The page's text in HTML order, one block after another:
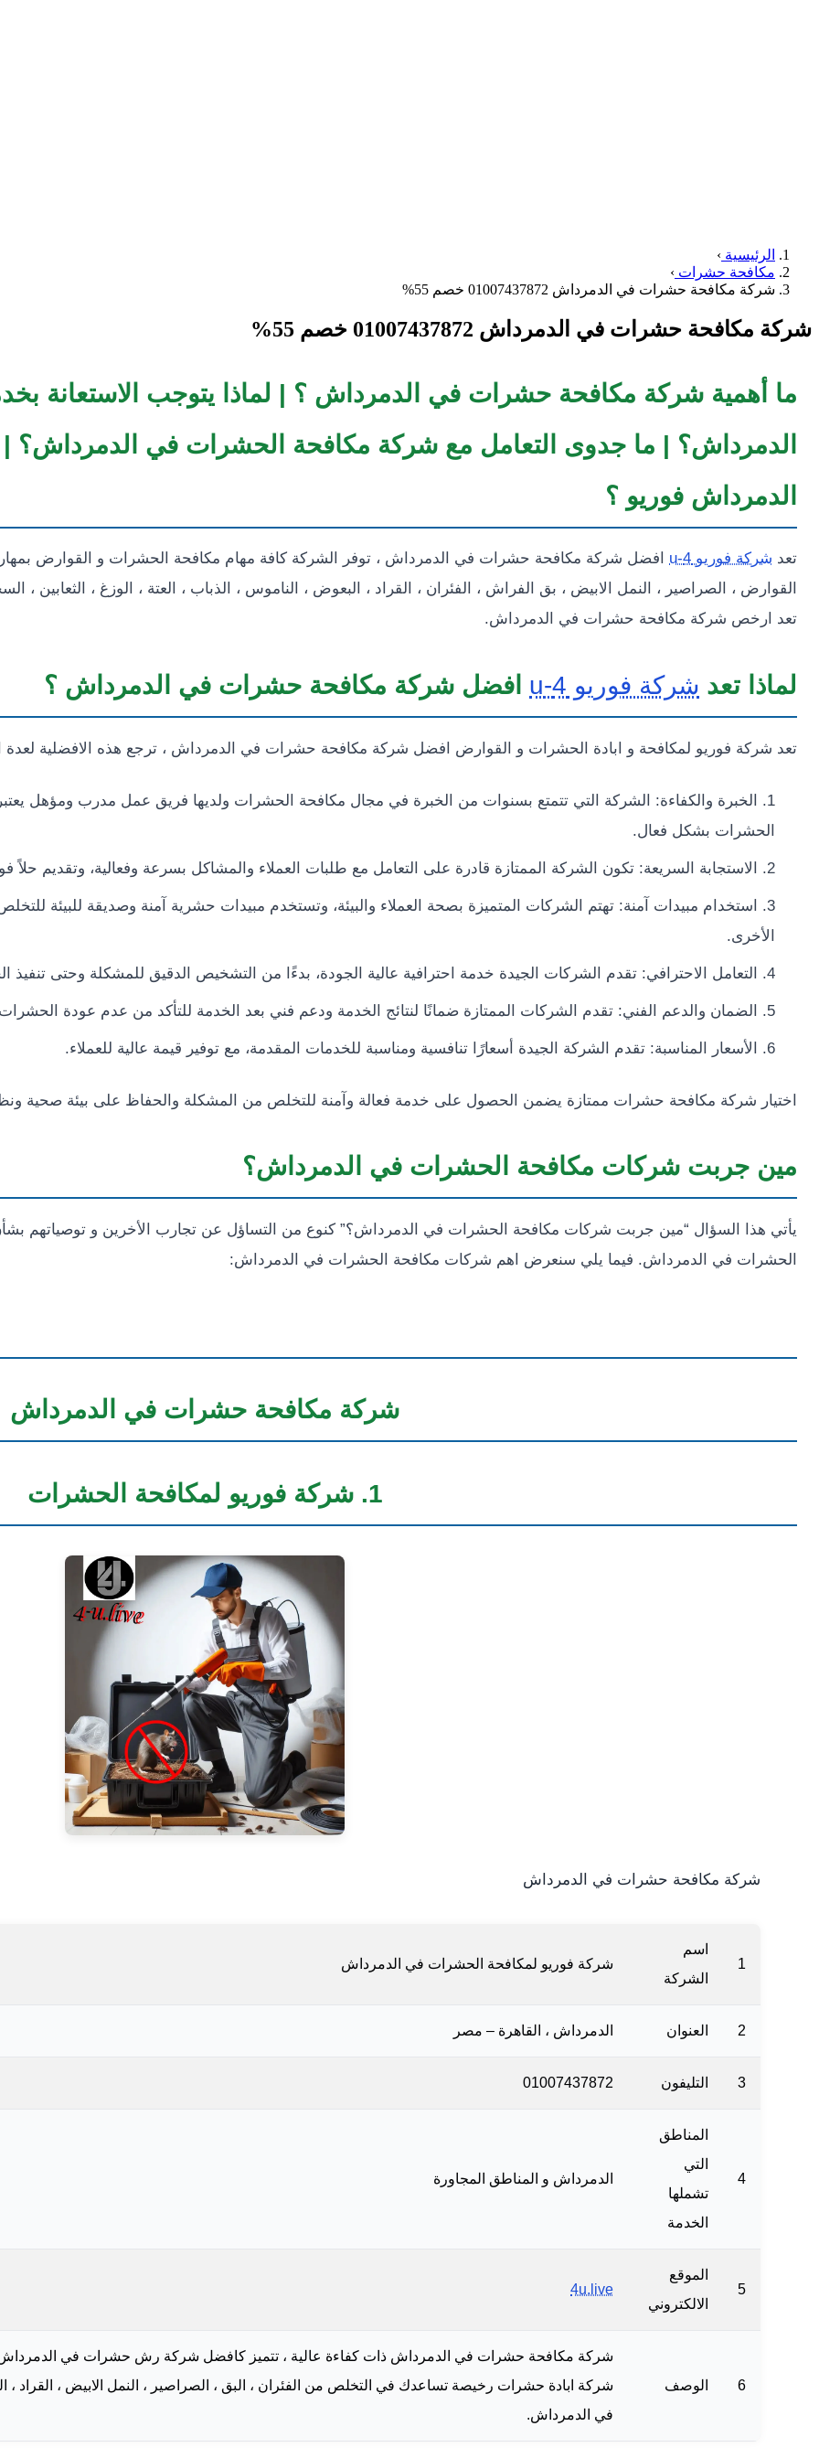
الرئيسية ›
مكافحة حشرات ›
شركة مكافحة حشرات في الدمرداش 01007437872 خصم 55%
شركة مكافحة حشرات في الدمرداش 01007437872 خصم 55%
ما أهمية شركة مكافحة حشرات في الدمرداش ؟ | لماذا يتوجب الاستعانة
الدمرداش؟ | ما جدوى التعامل مع شركة مكافحة الحشرات في
الدمرداش فوريو ؟
تعد شركة فوريو 4-u
افضل شركة مكافحة حشرات في الدمرداش ، توفر الشركة كافة مهام مكافحة الحشرات و القوارض
القوارض ، الصراصير ، النمل الابيض ، بق الفراش ، الفئران ، القراد ، البعوض ، الناموس ، الذباب ، العتة ، الوزغ ، الثعابين
تعد ارخص شركة مكافحة حشرات في الدمرداش.
لماذا تعد شركة فوريو 4-u افضل شركة مكافحة حشرات في الدمرداش ؟
تعد شركة فوريو لمكافحة و ابادة الحشرات و القوارض افضل شركة مكافحة حشرات في الدمرداش ، ترجع هذه الافضلية لعدة
الخبرة والكفاءة: الشركة التي تتمتع بسنوات من الخبرة في مجال مكافحة الحشرات ولديها فريق عمل مدرب ومؤهل
الحشرات بشكل فعال.
الاستجابة السريعة: تكون الشركة الممتازة قادرة على التعامل مع طلبات العملاء والمشاكل بسرعة وفعالية، وتقديم حلاً
استخدام مبيدات آمنة: تهتم الشركات المتميزة بصحة العملاء والبيئة، وتستخدم مبيدات حشرية آمنة وصديقة للبيئة
الأخرى.
التعامل الاحترافي: تقدم الشركات الجيدة خدمة احترافية عالية الجودة، بدءًا من التشخيص الدقيق للمشكلة وحتى تنفيذ
الضمان والدعم الفني: تقدم الشركات الممتازة ضمانًا لنتائج الخدمة ودعم فني بعد الخدمة للتأكد من عدم عودة
الأسعار المناسبة: تقدم الشركة الجيدة أسعارًا تنافسية ومناسبة للخدمات المقدمة، مع توفير قيمة عالية للعملاء.
اختيار شركة مكافحة حشرات ممتازة يضمن الحصول على خدمة فعالة وآمنة للتخلص من المشكلة والحفاظ على بيئة صحية
مين جربت شركات مكافحة الحشرات في الدمرداش؟
يأتي هذا السؤال “مين جربت شركات مكافحة الحشرات في الدمرداش؟” كنوع من التساؤل عن تجارب الأخرين و
الحشرات في الدمرداش. فيما يلي سنعرض اهم شركات مكافحة الحشرات في الدمرداش:
شركة مكافحة حشرات في الدمرداش
1. شركة فوريو لمكافحة الحشرات
شركة مكافحة حشرات في الدمرداش
1
اسم
الشركة
شركة فوريو لمكافحة الحشرات في الدمرداش
2 العنوان الدمرداش ، القاهرة‬ – مصر
3 التليفون 01007437872
4
المناطق
التي
تشملها
الخدمة
الدمرداش و المناطق المجاورة
5
الموقع
الالكتروني
4u.live
6 الوصف
شركة مكافحة حشرات في الدمرداش ذات كفاءة عالية ، تتميز كافضل شركة رش حشرات في الدمرداش ،
شركة ابادة حشرات رخيصة تساعدك في التخلص من الفئران ، البق ، الصراصير ، النمل الابيض ، القراد ،
في الدمرداش.